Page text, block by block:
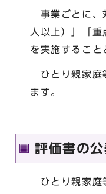
事業ごとに、
人以上）」「
を実施すること
ひとり親家庭
ます。
評価書の公
ひとり親家庭